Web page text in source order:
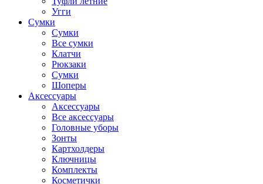
Угги
Сумки
Сумки
Все сумки
Клатчи
Рюкзаки
Сумки
Шоперы
Аксессуары
Аксессуары
Все аксессуары
Головные уборы
Зонты
Картхолдеры
Ключницы
Комплекты
Косметички